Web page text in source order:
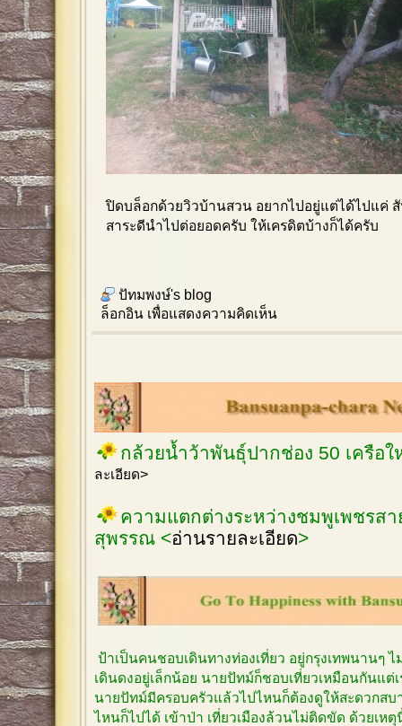
ปิดบล็อกด้วยวิวบ้านสวน อยากไปอยู่แต่ได้ไปแค่
สาระดีนำไปต่อยอดครับ ให้เครดิตบ้างก็ได้ครับ
ปัทมพงษ์'s blog
ล็อกอิน เพื่อแสดงความคิดเห็น
กล้วยน้ำว้าพันธุ์ปากช่อง 50 เครือ
ละเอียด>
ความแตกต่างระหว่างชมพูเพชรส
สุพรรณ <อ่านรายละเอียด>
ป้าเป็นคนชอบเดินทางท่องเที่ยว อยู่กรุงเทพนานๆ
เดินดงอยู่เล็กน้อย นายปัทม์ก็ชอบเที่ยวเหมือนกันแต่
นายปัทม์มีครอบครัวแล้วไปไหนก็ต้องดูให้สะดวกส
ไหนก็ไปได้ เข้าป่า เที่ยวเมืองล้วนไม่ติดขัด ด้วยเห